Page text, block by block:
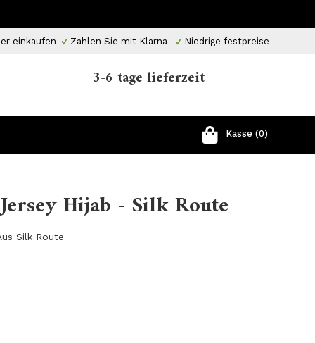
einkaufen Zahlen Sie mit Klarna Niedrige festpreise
3-6 tage lieferzeit
Kasse (0)
Hijab - Silk Route
Silk Route